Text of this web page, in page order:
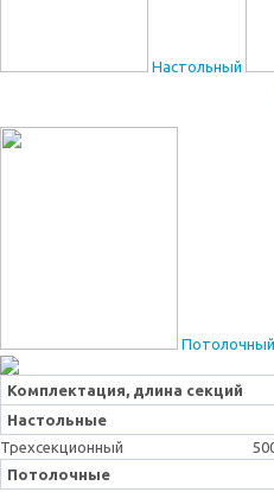
Настольный
Потолочный
Комплектация, длина секций
Настольные
Трехсекционный
Потолочные